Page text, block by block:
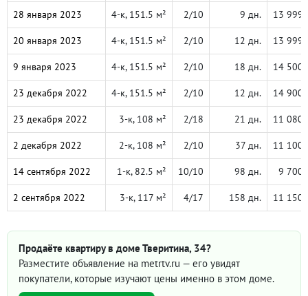
28 января 2023 4-к, 151.5 м² 2/10 9 дн. 13 999
20 января 2023 4-к, 151.5 м² 2/10 12 дн. 13 999
9 января 2023 4-к, 151.5 м² 2/10 18 дн. 14 500
23 декабря 2022 4-к, 151.5 м² 2/10 12 дн. 14 900
23 декабря 2022 3-к, 108 м² 2/18 21 дн. 11 080
2 декабря 2022 2-к, 108 м² 2/10 37 дн. 11 100
14 сентября 2022 1-к, 82.5 м² 10/10 98 дн. 9 700
2 сентября 2022 3-к, 117 м² 4/17 158 дн. 11 150
Продаёте квартиру в доме Тверитина, 34?
Разместите объявление на metrtv.ru — его увидят
покупатели, которые изучают цены именно в этом доме.